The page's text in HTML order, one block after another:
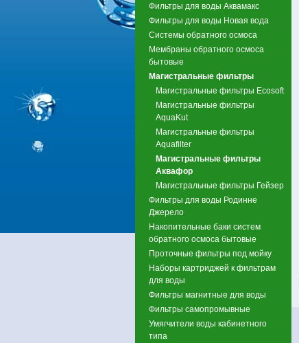
Фильтры для воды Аквамакс
Фильтры для воды Новая вода
Системы обратного осмоса
Мембраны обратного осмоса
бытовые
Магистральные фильтры
Магистральные фильтры Ecosoft
Магистральные фильтры
AquaKut
Магистральные фильтры
Aquafilter
Магистральные фильтры
Аквафор
Магистральные фильтры Гейзер
Фильтры для воды Родинне
Джерело
Накопительные баки систем
обратного осмоса бытовые
Проточные фильтры под мойку
Наборы картриджей к фильтрам
для воды
Фильтры магнитные для воды
Фильтры самопромывные
Умягчители воды кабинетного
типа